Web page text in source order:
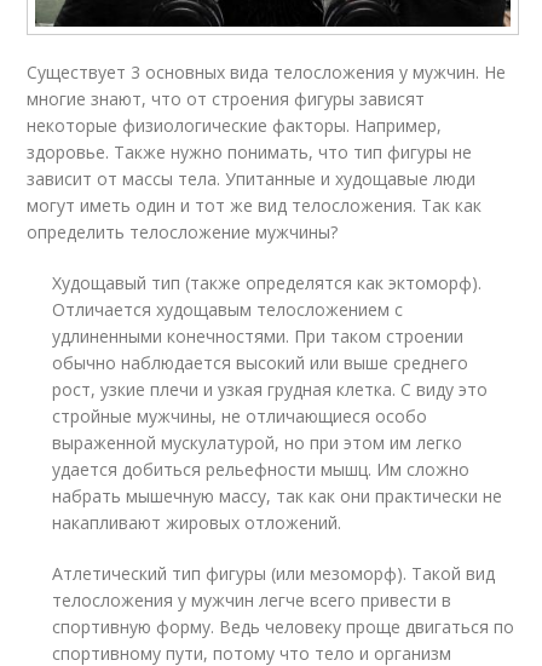
Существует 3 основных вида телосложения у мужчин. Не
многие знают, что от строения фигуры зависят
некоторые физиологические факторы. Например,
здоровье. Также нужно понимать, что тип фигуры не
зависит от массы тела. Упитанные и худощавые люди
могут иметь один и тот же вид телосложения. Так как
определить телосложение мужчины?
Худощавый тип (также определятся как эктоморф).
Отличается худощавым телосложением с
удлиненными конечностями. При таком строении
обычно наблюдается высокий или выше среднего
рост, узкие плечи и узкая грудная клетка. С виду это
стройные мужчины, не отличающиеся особо
выраженной мускулатурой, но при этом им легко
удается добиться рельефности мышц. Им сложно
набрать мышечную массу, так как они практически не
накапливают жировых отложений.
Атлетический тип фигуры (или мезоморф). Такой вид
телосложения у мужчин легче всего привести в
спортивную форму. Ведь человеку проще двигаться по
спортивному пути, потому что тело и организм